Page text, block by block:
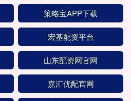
策略宝APP下载
宏基配资平台
山东配资网官网
嘉汇优配官网